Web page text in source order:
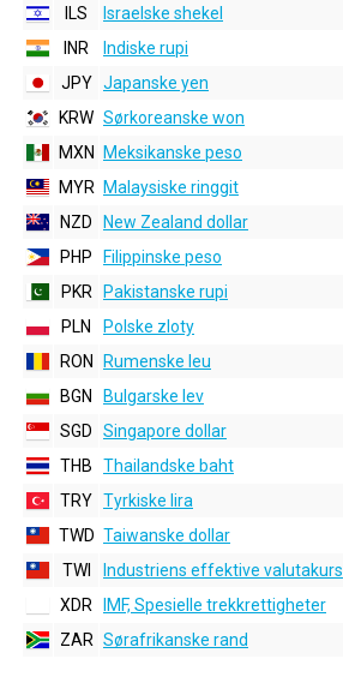
ILS
Israelske shekel
INR
Indiske rupi
JPY Japanske yen
KRW Sørkoreanske won
MXN
Meksikanske peso
MYR
Malaysiske ringgit
NZD
New Zealand dollar
PHP
Filippinske peso
PKR
Pakistanske rupi
PLN
Polske zloty
RON
Rumenske leu
BGN
Bulgarske lev
SGD
Singapore dollar
THB
Thailandske baht
TRY Tyrkiske lira
TWD Taiwanske dollar
TWI
Industriens effektive valutakurs
XDR
IMF, Spesielle trekkrettigheter
ZAR Sørafrikanske rand